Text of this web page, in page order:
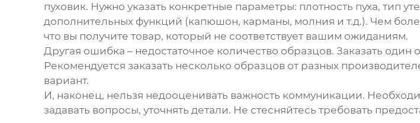
пуховик. Нужно указать конкретные параметры: плотность пуха, тип
дополнительных функций (капюшон, карманы, молния и т.д.). Чем
что вы получите товар, который не соответствует вашим ожиданиям.
Другая ошибка – недостаточное количество образцов. Заказать один
Рекомендуется заказать несколько образцов от разных
вариант.
И, наконец, нельзя недооценивать важность коммуникации.
задавать вопросы, уточнять детали. Не стесняйтесь требовать